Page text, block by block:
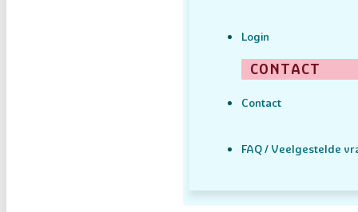
Login
CONTACT
Contact
FAQ / Veelgestelde